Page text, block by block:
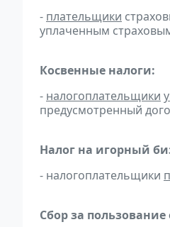
- плательщики
уплаченным
Косвенные налоги:
- налогоплательщики
предусмотренный
Налог на игорный
- налогоплательщики
Сбор за